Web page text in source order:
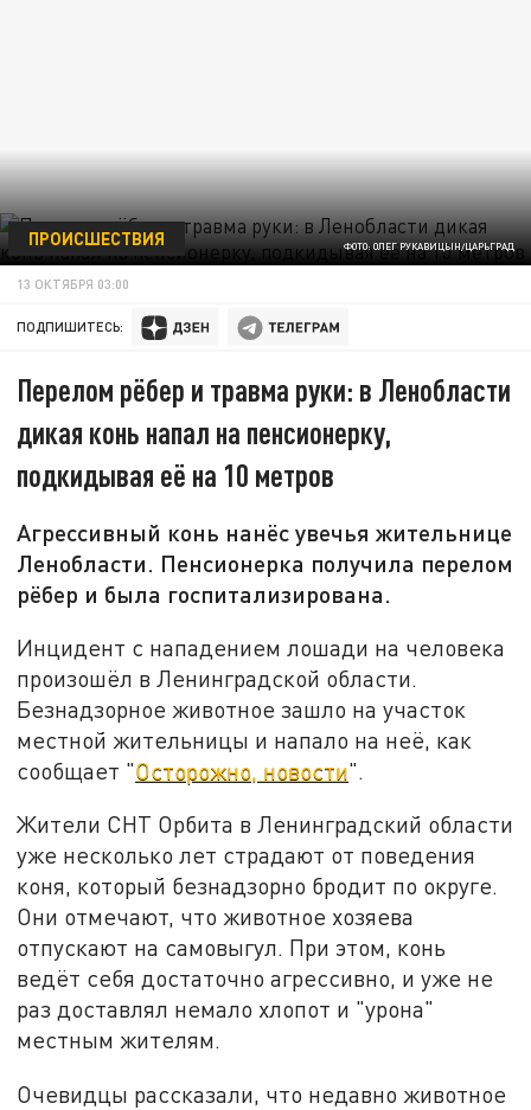
ФОТО: ОЛЕГ РУКАВИЦЫН/ЦАРЬГРАД
ПРОИСШЕСТВИЯ
13 ОКТЯБРЯ 03:00
ПОДПИШИТЕСЬ:
Перелом рёбер и травма руки: в Ленобласти
дикая конь напал на пенсионерку,
подкидывая её на 10 метров
Агрессивный конь нанёс увечья жительнице
Ленобласти. Пенсионерка получила перелом
рёбер и была госпитализирована.
Инцидент с нападением лошади на человека
произошёл в Ленинградской области.
Безнадзорное животное зашло на участок
местной жительницы и напало на неё, как
сообщает "Осторожно, новости".
Жители СНТ Орбита в Ленинградский области
уже несколько лет страдают от поведения
коня, который безнадзорно бродит по округе.
Они отмечают, что животное хозяева
отпускают на самовыгул. При этом, конь
ведёт себя достаточно агрессивно, и уже не
раз доставлял немало хлопот и "урона"
местным жителям.
Очевидцы рассказали, что недавно животное